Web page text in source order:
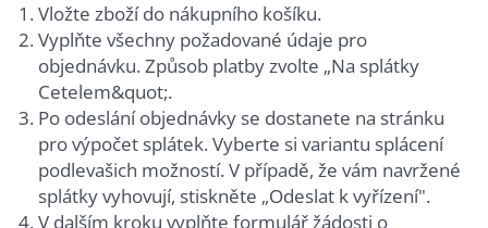
Vložte zboží do nákupního košíku.
Vyplňte všechny požadované údaje pro
objednávku. Způsob platby zvolte „Na splátky
Cetelem&quot;.
Po odeslání objednávky se dostanete na stránku
pro výpočet splátek. Vyberte si variantu splácení
podlevašich možností. V případě, že vám navržené
splátky vyhovují, stiskněte „Odeslat k vyřízení".
V dalším kroku vyplňte formulář žádosti o